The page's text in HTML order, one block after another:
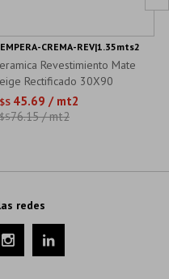
Revestimiento Mate
Rectificado 30X90
45.69 / mt2
76.15 / mt2
CREMA-REV|1.35mts2
redes
 